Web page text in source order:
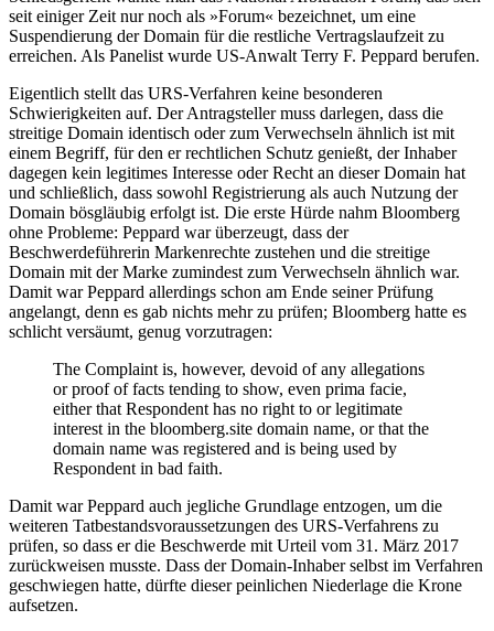
seit einiger Zeit nur noch als »Forum« bezeichnet, um eine
Suspendierung der Domain für die restliche Vertragslaufzeit zu
erreichen. Als Panelist wurde US-Anwalt Terry F. Peppard berufen.
Eigentlich stellt das URS-Verfahren keine besonderen
Schwierigkeiten auf. Der Antragsteller muss darlegen, dass die
streitige Domain identisch oder zum Verwechseln ähnlich ist mit
einem Begriff, für den er rechtlichen Schutz genießt, der Inhaber
dagegen kein legitimes Interesse oder Recht an dieser Domain hat
und schließlich, dass sowohl Registrierung als auch Nutzung der
Domain bösgläubig erfolgt ist. Die erste Hürde nahm Bloomberg
ohne Probleme: Peppard war überzeugt, dass der
Beschwerdeführerin Markenrechte zustehen und die streitige
Domain mit der Marke zumindest zum Verwechseln ähnlich war.
Damit war Peppard allerdings schon am Ende seiner Prüfung
angelangt, denn es gab nichts mehr zu prüfen; Bloomberg hatte es
schlicht versäumt, genug vorzutragen:
The Complaint is, however, devoid of any allegations
or proof of facts tending to show, even prima facie,
either that Respondent has no right to or legitimate
interest in the bloomberg.site domain name, or that the
domain name was registered and is being used by
Respondent in bad faith.
Damit war Peppard auch jegliche Grundlage entzogen, um die
weiteren Tatbestandsvoraussetzungen des URS-Verfahrens zu
prüfen, so dass er die Beschwerde mit Urteil vom 31. März 2017
zurückweisen musste. Dass der Domain-Inhaber selbst im Verfahren
geschwiegen hatte, dürfte dieser peinlichen Niederlage die Krone
aufsetzen.